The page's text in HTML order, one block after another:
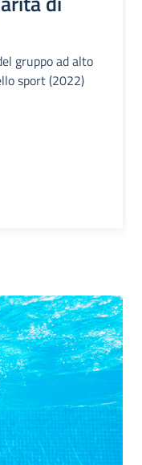
gruppo ad alto
sport (2022)